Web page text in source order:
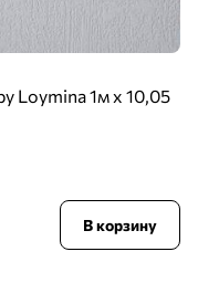
Loymina 1м х 10,05
В корзину